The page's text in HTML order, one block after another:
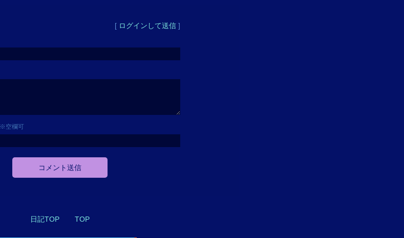
[ ログインして送信]
※空欄可
コメント送信
日記TOP TOP